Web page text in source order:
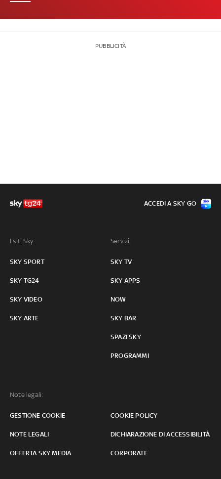
PUBBLICITÀ
I siti Sky:
SKY SPORT
SKY TG24
SKY VIDEO
SKY ARTE
Servizi:
SKY TV
SKY APPS
NOW
SKY BAR
SPAZI SKY
PROGRAMMI
Note legali:
GESTIONE COOKIE COOKIE POLICY
NOTE LEGALI DICHIARAZIONE DI ACCESSIBILITÀ
OFFERTA SKY MEDIA CORPORATE
ACCEDI A SKY GO